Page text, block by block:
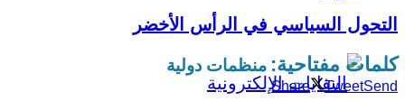
التحول السياسي في الرأس الأخضر
كلمات مفتاحية: منظمات دولية
Share TweetSend